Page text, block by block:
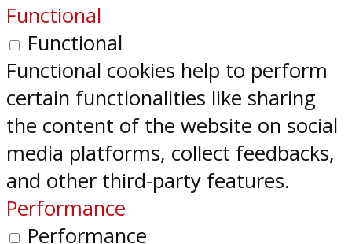
Functional
Functional
Functional cookies help to perform
certain functionalities like sharing
the content of the website on social
media platforms, collect feedbacks,
and other third-party features.
Performance
Performance